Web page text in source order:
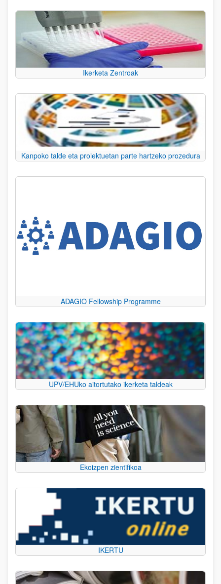
Ikerketa Zentroak
Kanpoko talde eta proiektuetan parte hartzeko prozedura
ADAGIO Fellowship Programme
UPV/EHUko aitortutako ikerketa taldeak
Ekoizpen zientifikoa
IKERTU